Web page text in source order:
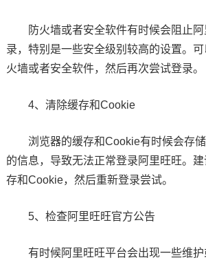
防火墙或者安全软件有时候会阻止
录，特别是一些安全级别较高的设置。
火墙或者安全软件，然后再次尝试登录。
4、清除缓存和Cookie
浏览器的缓存和Cookie有时候会存
的信息，导致无法正常登录阿里旺旺。
存和Cookie，然后重新登录尝试。
5、检查阿里旺旺官方公告
有时候阿里旺旺平台会出现一些维护